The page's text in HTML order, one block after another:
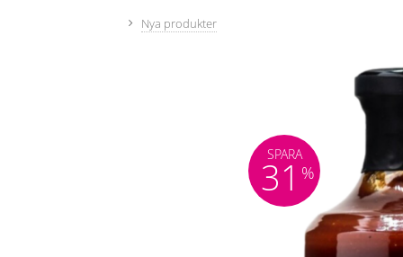
Nya produkter
SPARA
31 %